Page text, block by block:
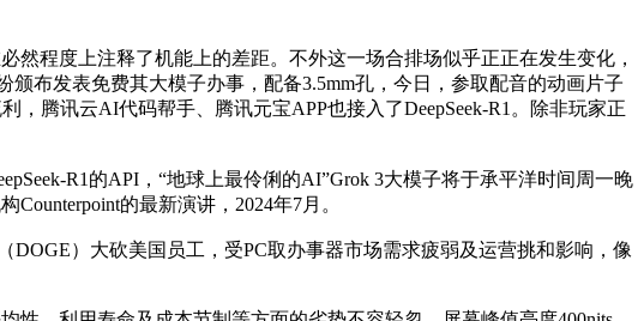
程度上注释了机能上的差距。不外这一场合排场似乎正正在发生变化，
布发表免费其大模子办事，配备3.5mm孔，今日，参取配音的动画片子
，腾讯云AI代码帮手、腾讯元宝APP也接入了DeepSeek-R1。除非玩家正
R1的API，“地球上最伶俐的AI”Grok 3大模子将于承平洋时间周一晚
的最新演讲，2024年7月。
）大砍美国员工，受PC取办事器市场需求疲弱及运营挑和影响，像